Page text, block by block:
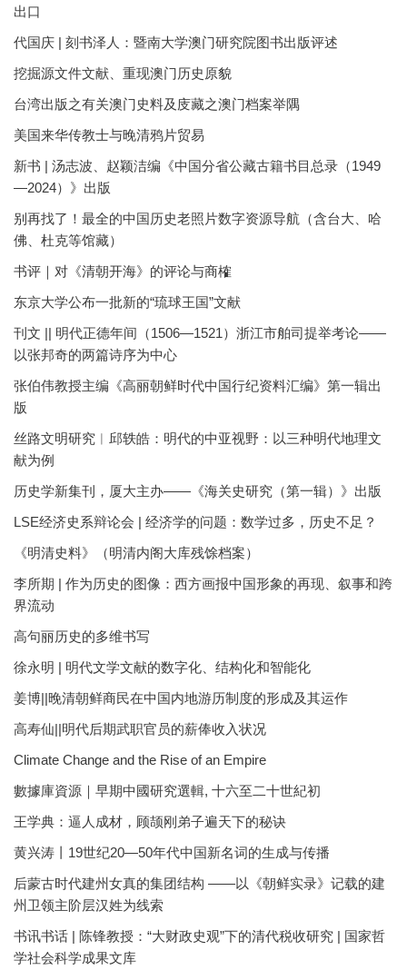
出口
代国庆 | 刻书泽人：暨南大学澳门研究院图书出版评述
挖掘源文件文献、重现澳门历史原貌
台湾出版之有关澳门史料及庋藏之澳门档案举隅
美国来华传教士与晚清鸦片贸易
新书 | 汤志波、赵颖洁编《中国分省公藏古籍书目总录（1949
—2024）》出版
别再找了！最全的中国历史老照片数字资源导航（含台大、哈
佛、杜克等馆藏）
书评｜对《清朝开海》的评论与商榷
东京大学公布一批新的“琉球王国”文献
刊文 || 明代正德年间（1506—1521）浙江市舶司提举考论——
以张邦奇的两篇诗序为中心
张伯伟教授主编《高丽朝鲜时代中国行纪资料汇编》第一辑出
版
丝路文明研究︱邱轶皓：明代的中亚视野：以三种明代地理文
献为例
历史学新集刊，厦大主办——《海关史研究（第一辑）》出版
LSE经济史系辩论会 | 经济学的问题：数学过多，历史不足？
《明清史料》（明清内阁大库残馀档案）
李所期 | 作为历史的图像：西方画报中国形象的再现、叙事和跨
界流动
高句丽历史的多维书写
徐永明 | 明代文学文献的数字化、结构化和智能化
姜博||晚清朝鲜商民在中国内地游历制度的形成及其运作
高寿仙||明代后期武职官员的薪俸收入状况
Climate Change and the Rise of an Empire
數據庫資源｜早期中國研究選輯, 十六至二十世紀初
王学典：逼人成材，顾颉刚弟子遍天下的秘诀
黄兴涛丨19世纪20—50年代中国新名词的生成与传播
后蒙古时代建州女真的集团结构 ——以《朝鲜实录》记载的建
州卫领主阶层汉姓为线索
书讯书话 | 陈锋教授：“大财政史观”下的清代税收研究 | 国家哲
学社会科学成果文库